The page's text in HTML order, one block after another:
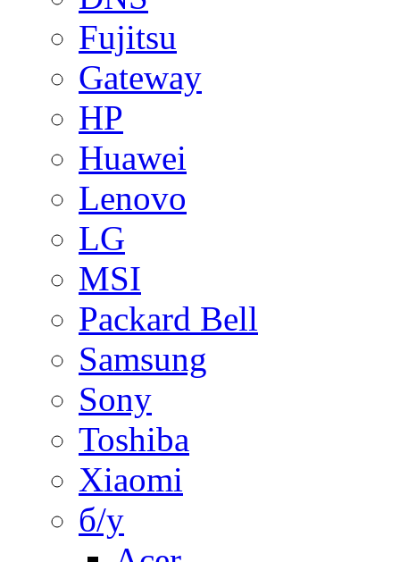
Fujitsu
Gateway
HP
Huawei
Lenovo
LG
MSI
Packard Bell
Samsung
Sony
Toshiba
Xiaomi
б/у